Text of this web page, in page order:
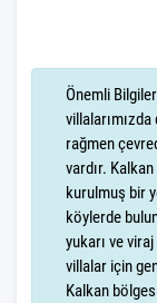
özellikli olması
yapabilmektesiniz.
VİLLA CAPİTAL,
arasında yer
seviyorsanız
keyif verecektir.
uzaklaştırmak
istiyorsanız bu
Önemli
rağmen
vardır.
kurulmuş bir
köylerde
yukarı ve
villalar için
Kalkan